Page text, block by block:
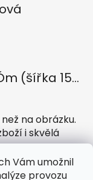
Vám umožnil
provozu
Měděný náramek Mantra Óm (šířka 15 mm)
na obrázku.
i skvělá